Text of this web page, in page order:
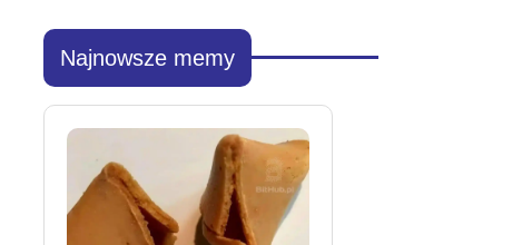
Najnowsze memy